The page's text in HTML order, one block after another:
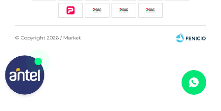
© Copyright 2026 / Market